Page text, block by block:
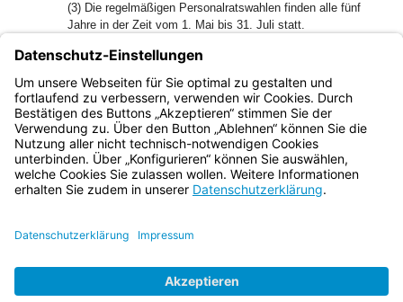
(3) Die regelmäßigen Personalratswahlen finden alle fünf
Jahre in der Zeit vom 1. Mai bis 31. Juli statt.
(4) Für die während der regelmäßigen Amtszeit gewählten
Personalräte endet die Amtszeit am 31. Juli des Jahres, in
dem die regelmäßigen Personalratswahlen stattfinden.
27 Abs. 5 bleibt unberührt.
Bayern.de
BayernPortal
Impressum